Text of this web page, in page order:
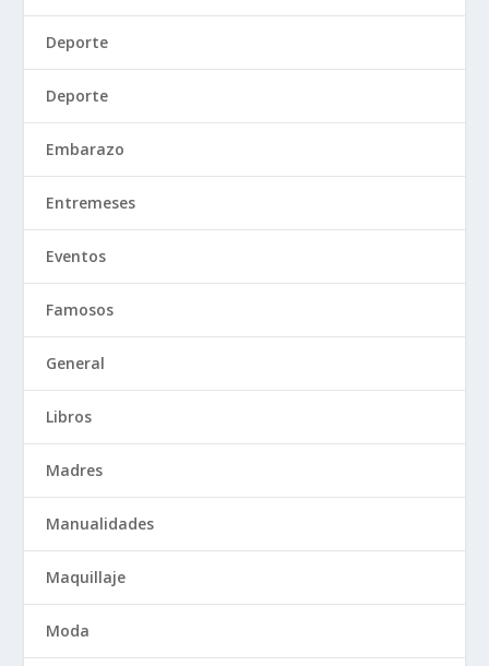
Deporte
Deporte
Embarazo
Entremeses
Eventos
Famosos
General
Libros
Madres
Manualidades
Maquillaje
Moda